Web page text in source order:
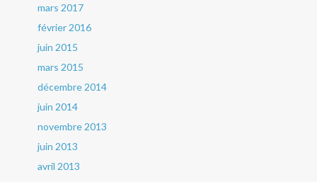
mars 2017
février 2016
juin 2015
mars 2015
décembre 2014
juin 2014
novembre 2013
juin 2013
avril 2013